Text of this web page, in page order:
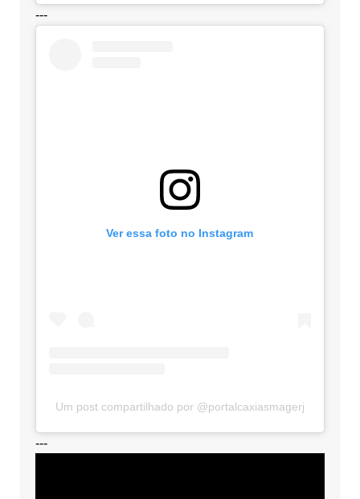
---
Ver essa foto no Instagram
Um post compartilhado por @portalcaxiasmagerj
---